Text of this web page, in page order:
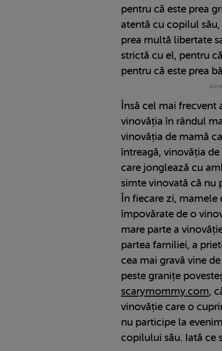
pentru că este prea
atentă cu copilul
prea multă libertate
strictă cu el, pentru
pentru că este prea
Însă cel mai frecvent
vinovăția în rândul
vinovăția de mamă
întreagă, vinovăția de
care jonglează cu
simte vinovată că nu
În fiecare zi,
împovărate de o
mare parte a
partea familiei, a
cea mai gravă vine
peste granițe
scarymommy.com,
vinovăție care o
nu participe la
copilului său. Iată ce